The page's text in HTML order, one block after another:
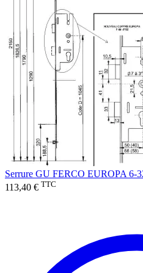
Serrure GU FERCO EUROPA 6-
113,40 € TTC